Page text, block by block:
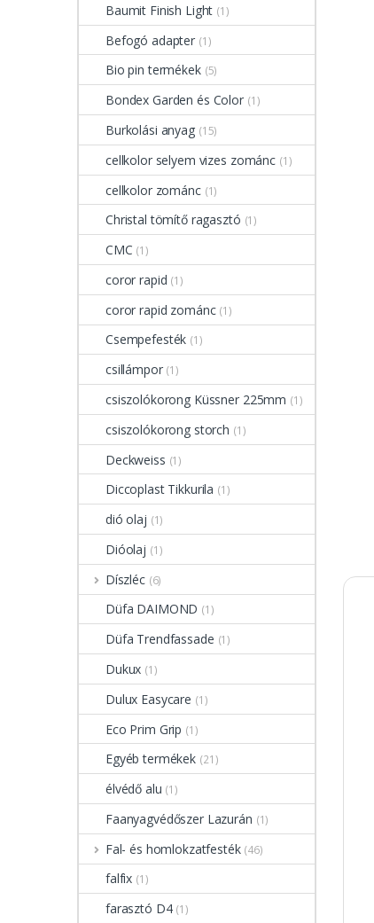
Baumit Finish Light (1)
Befogó adapter (1)
Bio pin termékek (5)
Bondex Garden és Color (1)
Burkolási anyag (15)
cellkolor selyem vizes zománc (1)
cellkolor zománc (1)
Christal tömítő ragasztó (1)
CMC (1)
coror rapid (1)
coror rapid zománc (1)
Csempefesték (1)
csillámpor (1)
csiszolókorong Küssner 225mm (1)
csiszolókorong storch (1)
Deckweiss (1)
Diccoplast Tikkurila (1)
dió olaj (1)
Dióolaj (1)
Díszléc (6)
Düfa DAIMOND (1)
Düfa Trendfassade (1)
Dukux (1)
Dulux Easycare (1)
Eco Prim Grip (1)
Egyéb termékek (21)
élvédő alu (1)
Faanyagvédőszer Lazurán (1)
Fal- és homlokzatfesték (46)
falfix (1)
farasztó D4 (1)